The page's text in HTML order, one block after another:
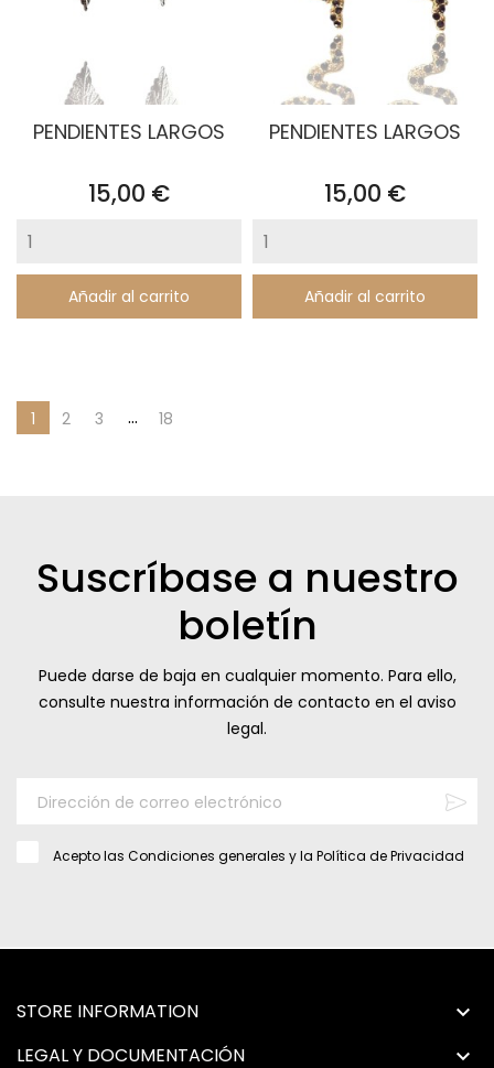
PENDIENTES LARGOS
Precio
15,00 €
Añadir al carrito
PENDIENTES LARGOS
Precio
15,00 €
Añadir al carrito
1 2 3 … 18
Suscríbase a nuestro
boletín
Puede darse de baja en cualquier momento. Para ello,
consulte nuestra información de contacto en el aviso
legal.
Acepto las Condiciones generales y la Política de Privacidad
STORE INFORMATION 
LEGAL Y DOCUMENTACIÓN 